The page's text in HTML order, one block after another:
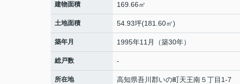
建物面積 169.66㎡
土地面積 54.93坪(181.60㎡)
築年月 1995年11月（築30年）
総戸数 -
所在地 高知県吾川郡いの町天王南５丁目1-7